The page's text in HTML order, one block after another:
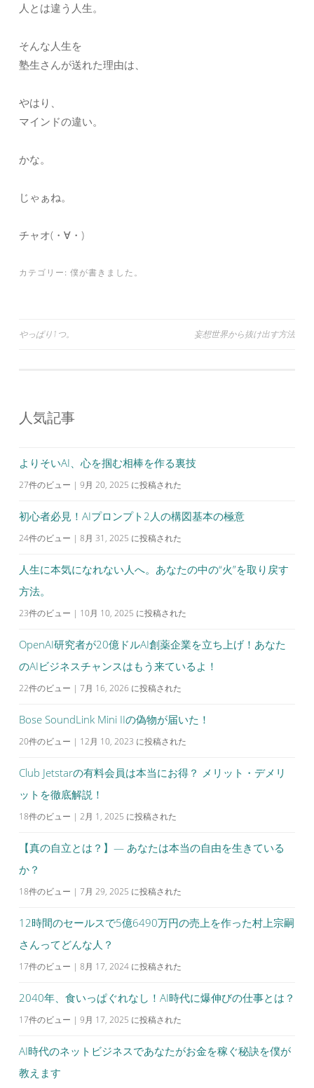
人とは違う人生。
そんな人生を
塾生さんが送れた理由は、
やはり、
マインドの違い。
かな。
じゃぁね。
チャオ(・∀・)
カテゴリー: 僕が書きました。
投
ゲ
シ
ョ
やっぱり1つ。 妄想世界から抜け出す方法
人気記事
よりそいAI、心を掴む相棒を作る裏技
27件のビュー | 9月 20, 2025 に投稿された
初心者必見！AIプロンプト2人の構図基本の極意
24件のビュー | 8月 31, 2025 に投稿された
人生に本気になれない人へ。あなたの中の“火”を取り戻す
方法。
23件のビュー | 10月 10, 2025 に投稿された
OpenAI研究者が20億ドルAI創薬企業を立ち上げ！あなた
のAIビジネスチャンスはもう来ているよ！
22件のビュー | 7月 16, 2026 に投稿された
Bose SoundLink Mini IIの偽物が届いた！
20件のビュー | 12月 10, 2023 に投稿された
Club Jetstarの有料会員は本当にお得？ メリット・デメリ
ットを徹底解説！
18件のビュー | 2月 1, 2025 に投稿された
【真の自立とは？】— あなたは本当の自由を生きている
か？
18件のビュー | 7月 29, 2025 に投稿された
12時間のセールスで5億6490万円の売上を作った村上宗嗣
さんってどんな人？
17件のビュー | 8月 17, 2024 に投稿された
2040年、食いっぱぐれなし！AI時代に爆伸びの仕事とは？
17件のビュー | 9月 17, 2025 に投稿された
AI時代のネットビジネスであなたがお金を稼ぐ秘訣を僕が
教えます